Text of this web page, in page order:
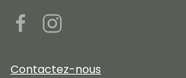
Contactez-nous